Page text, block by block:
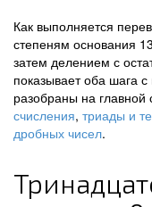
Как выполняется
степеням основания
затем делением с
показывает оба шага
разобраны на главной
счисления, триады и
дробных чисел.